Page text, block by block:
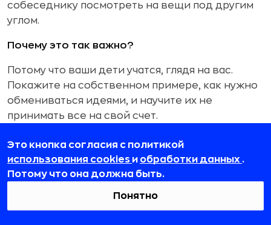
собеседнику посмотреть на вещи под другим
углом.
Почему это так важно?
Потому что ваши дети учатся, глядя на вас.
Покажите на собственном примере, как нужно
обмениваться идеями, и научите их не
принимать все на свой счет.
Материалы по теме:
Эти 10 материалов заставят вас
поверить в новое поколение
Это кнопка согласия с политикой
использования cookies и обработки данных .
Потому что она должна быть.
Понятно